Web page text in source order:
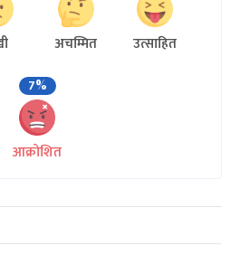
अचम्मित
उत्साहित
7%
आक्रोशित